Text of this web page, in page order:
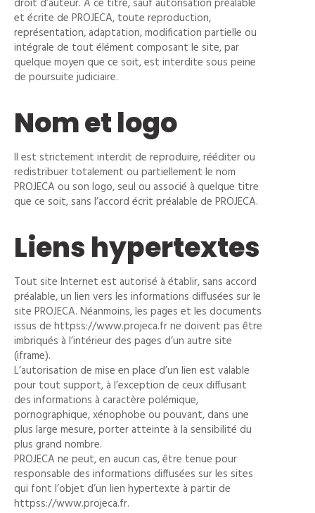
droit d’auteur. À ce titre, sauf autorisation préalable
et écrite de PROJECA, toute reproduction,
représentation, adaptation, modification partielle ou
intégrale de tout élément composant le site, par
quelque moyen que ce soit, est interdite sous peine
de poursuite judiciaire.
Nom et logo
Il est strictement interdit de reproduire, rééditer ou
redistribuer totalement ou partiellement le nom
PROJECA ou son logo, seul ou associé à quelque titre
que ce soit, sans l’accord écrit préalable de PROJECA.
Liens hypertextes
Tout site Internet est autorisé à établir, sans accord
préalable, un lien vers les informations diffusées sur le
site PROJECA. Néanmoins, les pages et les documents
issus de httpss://www.projeca.fr ne doivent pas être
imbriqués à l’intérieur des pages d’un autre site
(iframe).
L’autorisation de mise en place d’un lien est valable
pour tout support, à l’exception de ceux diffusant
des informations à caractère polémique,
pornographique, xénophobe ou pouvant, dans une
plus large mesure, porter atteinte à la sensibilité du
plus grand nombre.
PROJECA ne peut, en aucun cas, être tenue pour
responsable des informations diffusées sur les sites
qui font l’objet d’un lien hypertexte à partir de
httpss://www.projeca.fr.